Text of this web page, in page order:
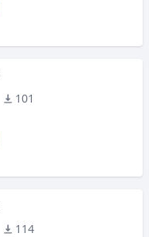
101
114